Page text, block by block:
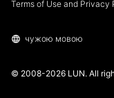
Terms of Use and Privacy
чужою мовою
© 2008-2026 LUN. All